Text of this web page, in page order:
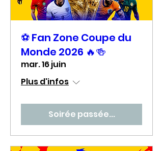
⚽ Fan Zone Coupe du
Monde 2026 🔥🍻
mar. 16 juin
Plus d'infos
Soirée passée...